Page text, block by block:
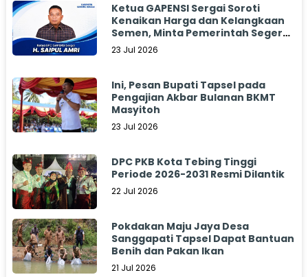
Ketua GAPENSI Sergai Soroti
Kenaikan Harga dan Kelangkaan
Semen, Minta Pemerintah Segera
Bertindak
23 Jul 2026
Ini, Pesan Bupati Tapsel pada
Pengajian Akbar Bulanan BKMT
Masyitoh
23 Jul 2026
DPC PKB Kota Tebing Tinggi
Periode 2026-2031 Resmi Dilantik
22 Jul 2026
Pokdakan Maju Jaya Desa
Sanggapati Tapsel Dapat Bantuan
Benih dan Pakan Ikan
21 Jul 2026